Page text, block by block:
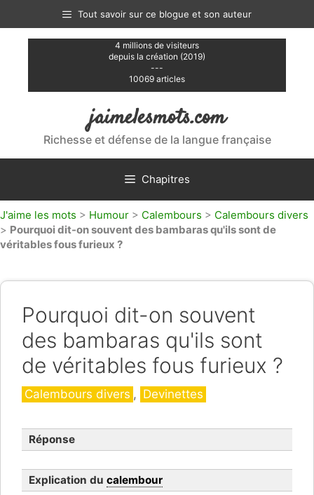
contenu
Tout savoir sur ce blogue et son auteur
4 millions de visiteurs
depuis la création (2019)
---
10069 articles
jaimelesmots.com
Richesse et défense de la langue française
Chapitres
J'aime les mots > Humour > Calembours > Calembours divers
> Pourquoi dit-on souvent des bambaras qu'ils sont de
véritables fous furieux ?
Pourquoi dit-on souvent
des bambaras qu'ils sont
de véritables fous furieux ?
Catégories
Calembours divers , Devinettes
Réponse
Explication du calembour